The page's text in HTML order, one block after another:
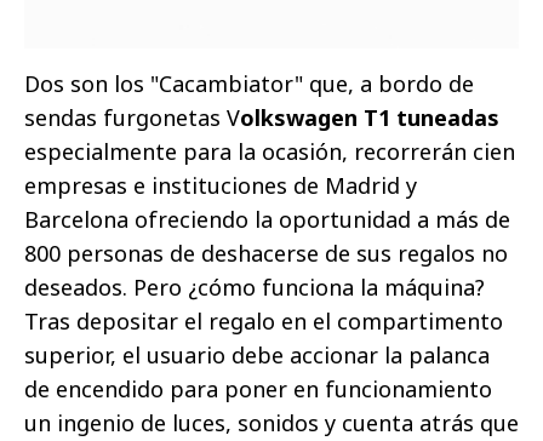
Dos son los "Cacambiator" que, a bordo de
sendas furgonetas Volkswagen T1 tuneadas
especialmente para la ocasión, recorrerán cien
empresas e instituciones de Madrid y
Barcelona ofreciendo la oportunidad a más de
800 personas de deshacerse de sus regalos no
deseados. Pero ¿cómo funciona la máquina?
Tras depositar el regalo en el compartimento
superior, el usuario debe accionar la palanca
de encendido para poner en funcionamiento
un ingenio de luces, sonidos y cuenta atrás que